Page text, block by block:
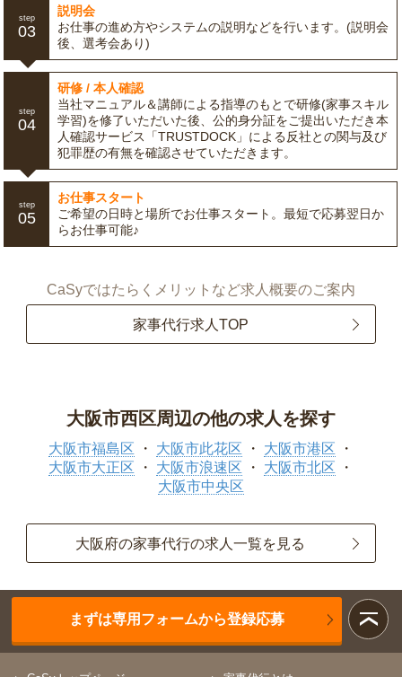
step
03
説明会
お仕事の進め方やシステムの説明などを行います。(説明会
後、選考会あり)
step
04
研修 / 本人確認
当社マニュアル＆講師による指導のもとで研修(家事スキル
学習)を修了いただいた後、公的身分証をご提出いただき本
人確認サービス「TRUSTDOCK」による反社との関与及び
犯罪歴の有無を確認させていただきます。
step
05
お仕事スタート
ご希望の日時と場所でお仕事スタート。最短で応募翌日か
らお仕事可能♪
CaSyではたらくメリットなど求人概要のご案内
家事代行求人TOP
大阪市西区周辺の他の求人を探す
大阪市福島区 大阪市此花区
大阪市港区
大阪市大正区
大阪市浪速区
大阪市北区
大阪市中央区
大阪府の家事代行の求人一覧を見る
まずは専用フォームから登録応募